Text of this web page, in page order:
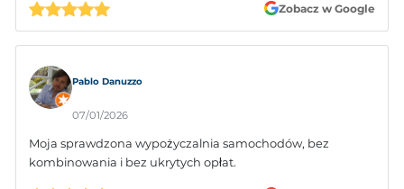
Zobacz w Google
Pablo Danuzzo
07/01/2026
Moja sprawdzona wypożyczalnia samochodów, bez
kombinowania i bez ukrytych opłat.